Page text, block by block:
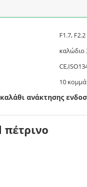
F1.7, F2.2
καλώδιο
10
ανάκτησης